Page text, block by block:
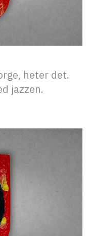
heter det.
jazzen.